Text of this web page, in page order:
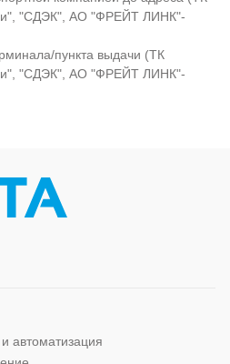
"СДЭК", АО "ФРЕЙТ ЛИНК"-
пункта выдачи (ТК
"СДЭК", АО "ФРЕЙТ ЛИНК"-
автоматизация